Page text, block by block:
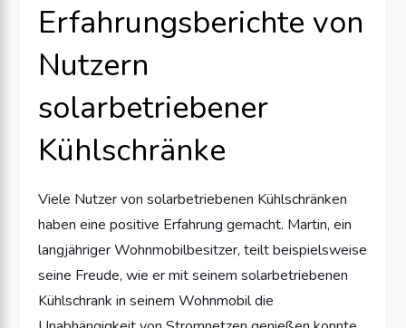
Erfahrungsberichte von
Nutzern
solarbetriebener
Kühlschränke
Viele Nutzer von solarbetriebenen Kühlschränken
haben eine positive Erfahrung gemacht. Martin, ein
langjähriger Wohnmobilbesitzer, teilt beispielsweise
seine Freude, wie er mit seinem solarbetriebenen
Kühlschrank in seinem Wohnmobil die